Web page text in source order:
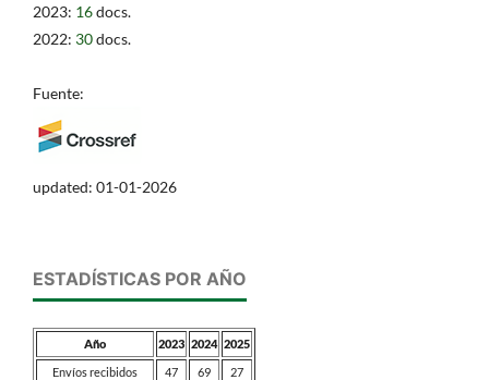
2023: 16docs.
2022: 30docs.
Fuente:
updated: 01-01-2026
ESTADÍSTICAS POR AÑO
Año 2023 2024 2025
Envíos recibidos
47 69
27